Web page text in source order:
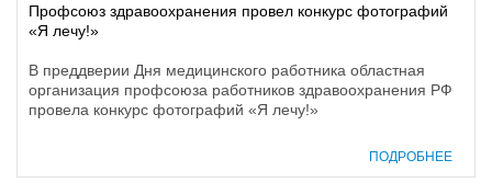
Профсоюз здравоохранения провел конкурс фотографий
«Я лечу!»
В преддверии Дня медицинского работника областная
организация профсоюза работников здравоохранения РФ
провела конкурс фотографий «Я лечу!»
ПОДРОБНЕЕ